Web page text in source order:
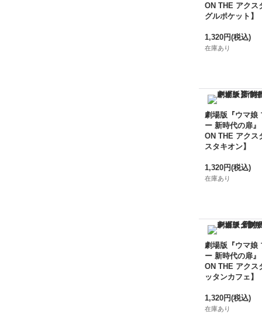
ON THE アクス
グルポケット】
1,320円(税込)
在庫あり
劇場版『ウマ娘
ー 新時代の扉』
ON THE アクス
スタキオン】
1,320円(税込)
在庫あり
劇場版『ウマ娘
ー 新時代の扉』
ON THE アクス
ッタンカフェ】
1,320円(税込)
在庫あり